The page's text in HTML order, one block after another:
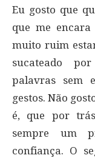
Eu gosto que
que me
muito ruim
sucateado
palavras sem
gestos. Não
é, que por
sempre um
confiança. O